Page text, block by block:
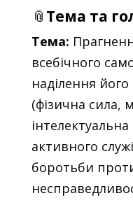
📎 Тема та
Тема:
всебічного
наділення
(фізична сила,
активного
боротьби